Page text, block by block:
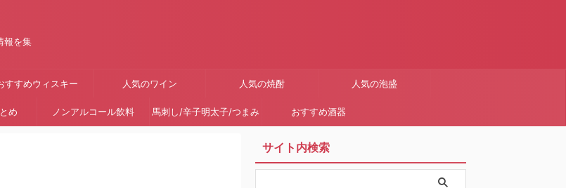
報を集
すすめウィスキー 人気のワイン 人気の焼酎 人気の泡盛
め ノンアルコール飲料 馬刺し/辛子明太子/つまみ おすすめ酒器
サイト内検索